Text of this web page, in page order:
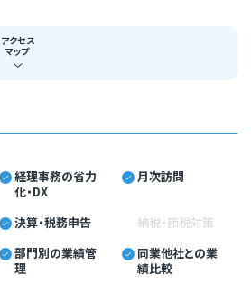
アクセス
マップ
経理事務の省力
化・DX
月次訪問
決算・税務申告
納税・節税対策
部門別の業績管
理
同業他社との業
績比較